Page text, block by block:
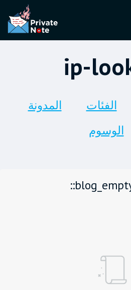
ip-
المدونة الفئات
الوسوم